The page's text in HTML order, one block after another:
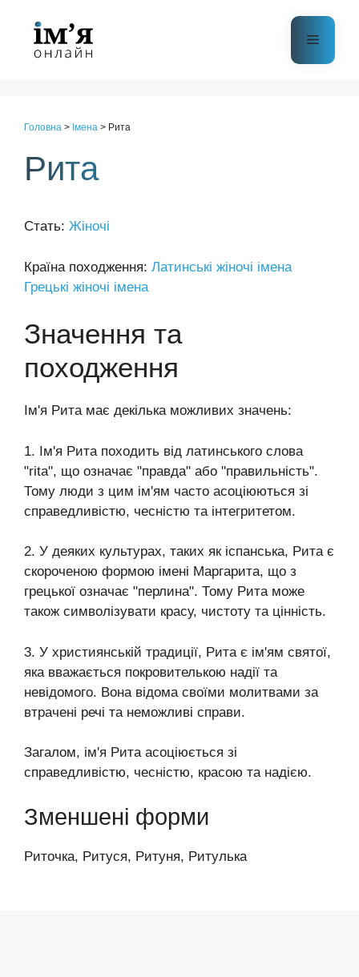
контенту
Меню
Головна > Імена > Рита
Рита
Стать: Жіночі
Країна походження: Латинські жіночі імена
Грецькі жіночі імена
Значення та
походження
Ім'я Рита має декілька можливих значень:
1. Ім'я Рита походить від латинського слова
"rita", що означає "правда" або "правильність".
Тому люди з цим ім'ям часто асоціюються зі
справедливістю, чесністю та інтегритетом.
2. У деяких культурах, таких як іспанська, Рита є
скороченою формою імені Маргарита, що з
грецької означає "перлина". Тому Рита може
також символізувати красу, чистоту та цінність.
3. У християнській традиції, Рита є ім'ям святої,
яка вважається покровителькою надії та
невідомого. Вона відома своїми молитвами за
втрачені речі та неможливі справи.
Загалом, ім'я Рита асоціюється зі
справедливістю, чесністю, красою та надією.
Зменшені форми
Риточка, Ритуся, Ритуня, Ритулька